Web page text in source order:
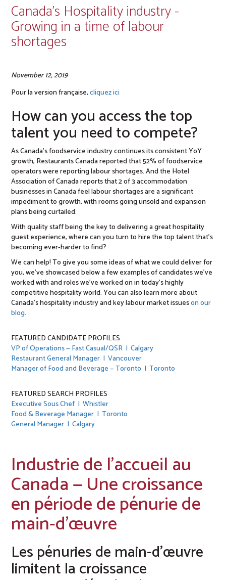
Canada’s Hospitality industry -
Growing in a time of labour
shortages
November 12, 2019
Pour la version française,cliquez ici
How can you access the top
talent you need to compete?
As Canada’s foodservice industry continues its consistent YoY
growth, Restaurants Canada reported that 52% of foodservice
operators were reporting labour shortages. And the Hotel
Association of Canada reports that 2 of 3 accommodation
businesses in Canada feel labour shortages are a significant
impediment to growth, with rooms going unsold and expansion
plans being curtailed.
With quality staff being the key to delivering a great hospitality
guest experience, where can you turn to hire the top talent that’s
becoming ever-harder to find?
We can help! To give you some ideas of what we could deliver for
you, we’ve showcased below a few examples of candidates we’ve
worked with and roles we’ve worked on in today’s highly
competitive hospitality world. You can also learn more about
Canada’s hospitality industry and key labour market issueson our
blog.
FEATURED CANDIDATE PROFILES
VP of Operations — Fast Casual/QSR | Calgary
Restaurant General Manager | Vancouver
Manager of Food and Beverage — Toronto | Toronto
FEATURED SEARCH PROFILES
Executive Sous Chef | Whistler
Food & Beverage Manager | Toronto
General Manager | Calgary
Industrie de l’accueil au
Canada — Une croissance
en période de pénurie de
main-d’œuvre
Les pénuries de main-d’œuvre
limitent la croissance